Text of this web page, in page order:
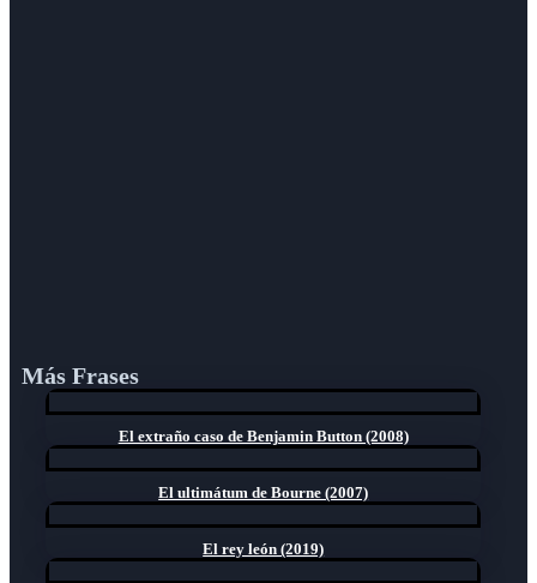
Más Frases
El extraño caso de Benjamin Button (2008)
El ultimátum de Bourne (2007)
El rey león (2019)